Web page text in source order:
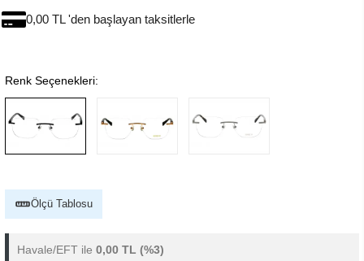
0,00 TL 'den başlayan taksitlerle
Renk Seçenekleri:
Ölçü Tablosu
Havale/EFT ile 0,00 TL (%3)